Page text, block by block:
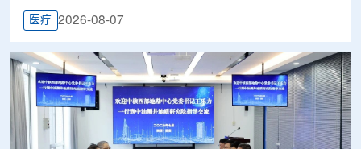
医疗 2026-08-07